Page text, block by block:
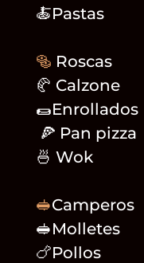
🍝Pastas
🥯 Roscas
🥐 Calzone
🌯Enrollados
🍕 Pan pizza
🍜 Wok
🥪Camperos
🥪Molletes
🍗Pollos